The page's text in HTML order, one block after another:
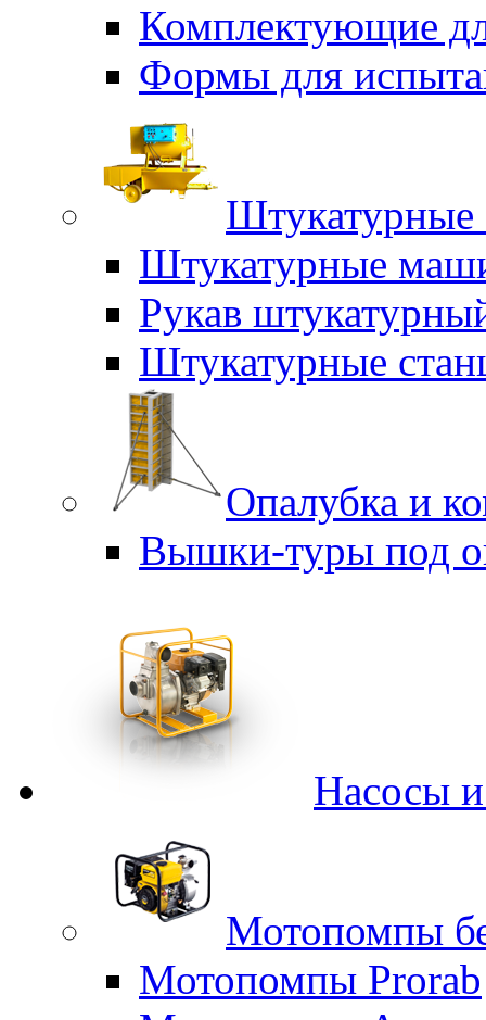
Комплектующие
Формы для
Штукатурные
Штукатурные
Рукав
Штукатурные
Опалубка и
Вышки-туры под
Насосы
Мотопомпы
Мотопомпы Prorab